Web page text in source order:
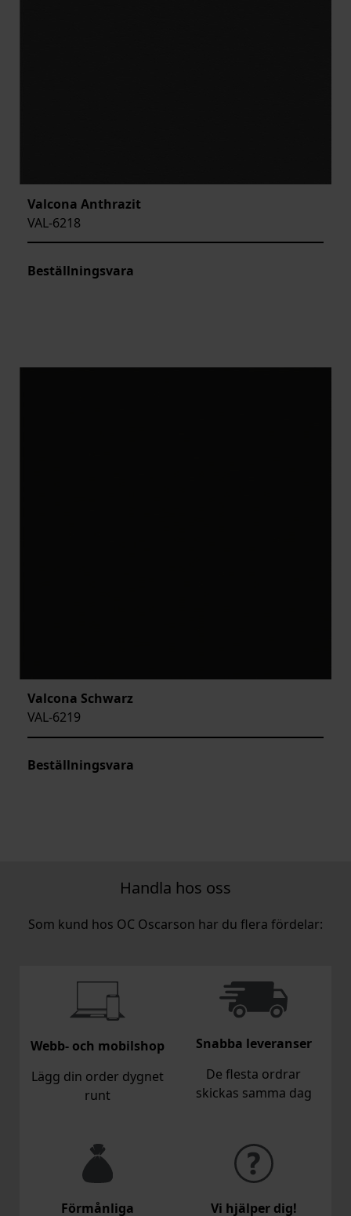
Valcona Anthrazit
VAL-6218
Beställningsvara
Valcona Schwarz
VAL-6219
Beställningsvara
Handla hos oss
Som kund hos OC Oscarson har du flera fördelar:
Webb- och mobilshop
Lägg din order dygnet
runt
Snabba leveranser
De flesta ordrar
skickas samma dag
Förmånliga Vi hjälper dig!